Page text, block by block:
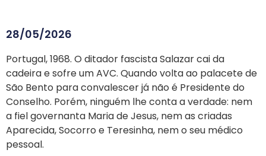
28/05/2026
Portugal, 1968. O ditador fascista Salazar cai da
cadeira e sofre um AVC. Quando volta ao palacete de
São Bento para convalescer já não é Presidente do
Conselho. Porém, ninguém lhe conta a verdade: nem
a fiel governanta Maria de Jesus, nem as criadas
Aparecida, Socorro e Teresinha, nem o seu médico
pessoal.